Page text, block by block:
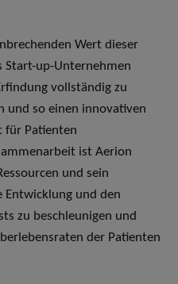
Wert dieser
Start-up-Unternehmen
vollständig zu
und so einen innovativen
für Patienten
ist Aerion
und sein
Entwicklung und den
zu beschleunigen und
der Patienten